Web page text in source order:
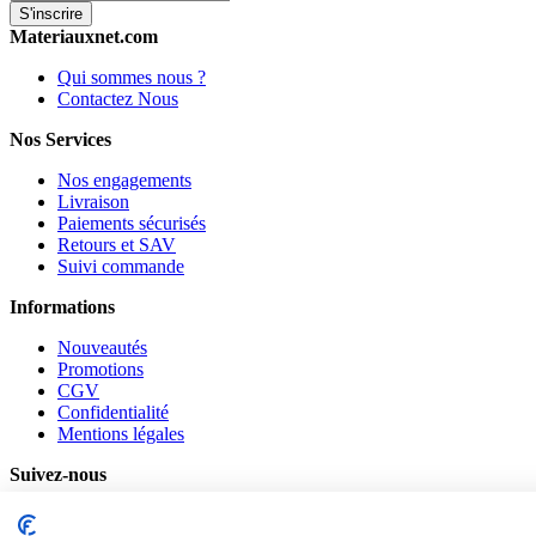
S'inscrire
Materiauxnet.com
Qui sommes nous ?
Contactez Nous
Nos Services
Nos engagements
Livraison
Paiements sécurisés
Retours et SAV
Suivi commande
Informations
Nouveautés
Promotions
CGV
Confidentialité
Mentions légales
Suivez-nous